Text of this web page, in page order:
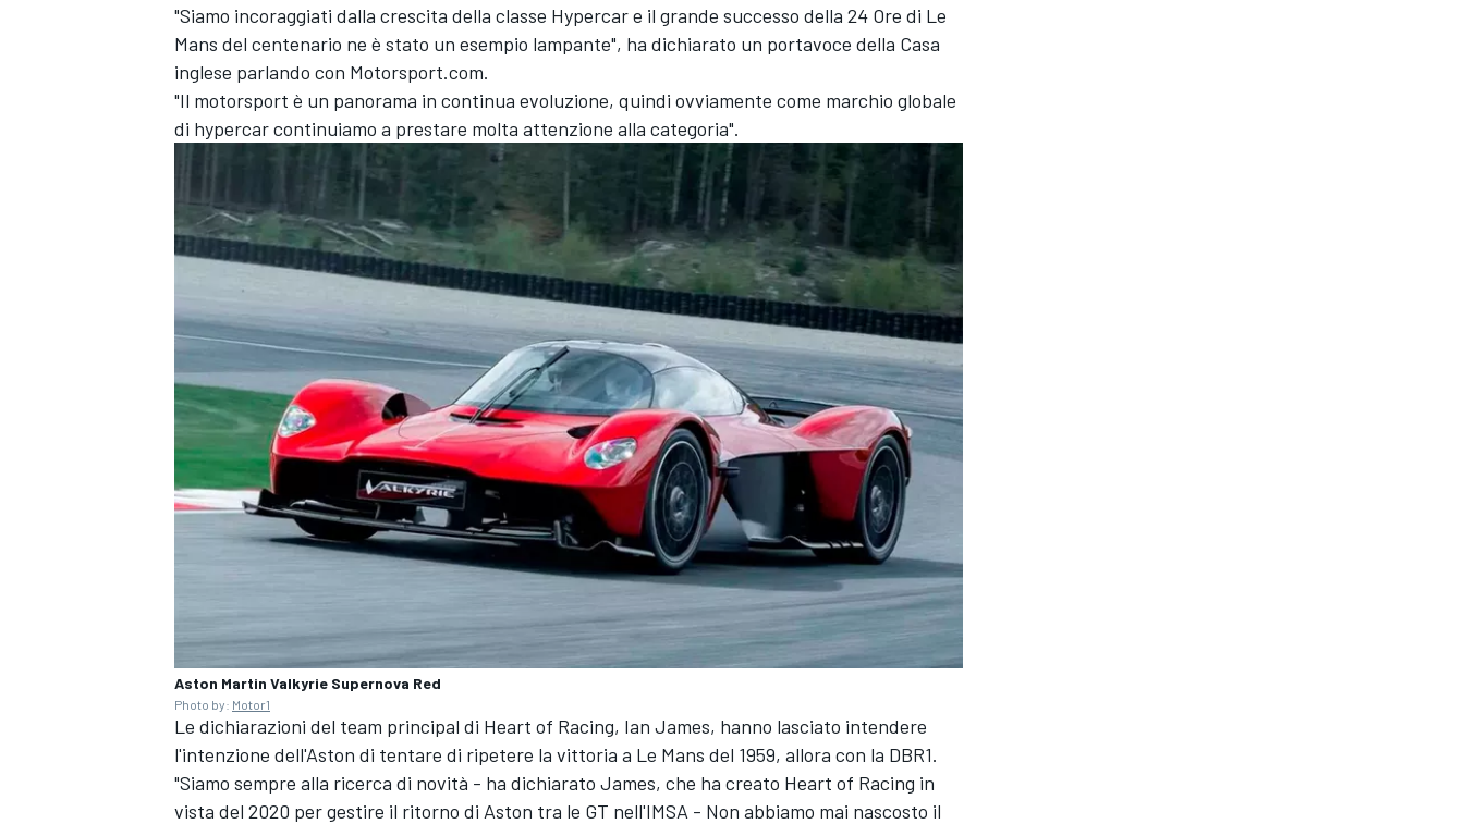
ENDURANCE/GT
"Siamo incoraggiati dalla crescita della classe Hypercar e il grande successo della 24 Ore di Le
Mans del centenario ne è stato un esempio lampante", ha dichiarato un portavoce della Casa
inglese parlando con Motorsport.com.
"Il motorsport è un panorama in continua evoluzione, quindi ovviamente come marchio globale
di hypercar continuiamo a prestare molta attenzione alla categoria".
Aston Martin Valkyrie Supernova Red
Photo by: Motor1
Le dichiarazioni del team principal di Heart of Racing, Ian James, hanno lasciato intendere
l'intenzione dell'Aston di tentare di ripetere la vittoria a Le Mans del 1959, allora con la DBR1.
"Siamo sempre alla ricerca di novità - ha dichiarato James, che ha creato Heart of Racing in
vista del 2020 per gestire il ritorno di Aston tra le GT nell'IMSA - Non abbiamo mai nascosto il